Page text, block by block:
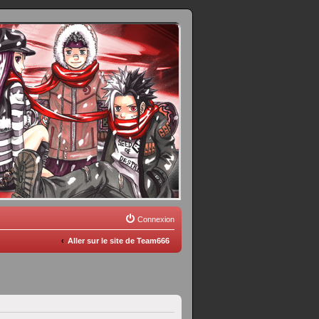
Connexion
Aller sur le site de Team666